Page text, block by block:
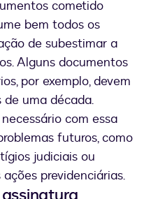
cometido
bem todos os
de subestimar a
Alguns documentos
por exemplo, devem
uma década.
com essa
futuros, como
judiciais ou
previdenciárias.